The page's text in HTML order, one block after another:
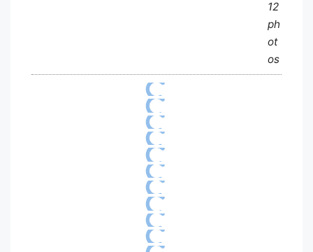
12
ph
ot
os